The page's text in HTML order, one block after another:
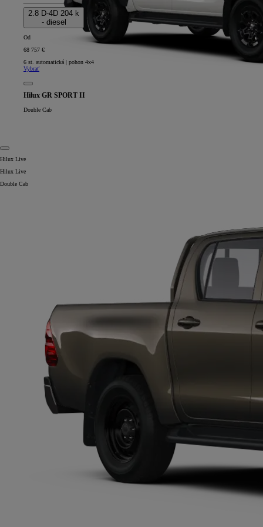
Hilux GR SPORT II
Double Cab
2.8 D-4D 204 k
- diesel
Od
68 757 €
6 st. automatická | pohon 4x4
Vybrať
Hilux Live
Hilux Live
Double Cab